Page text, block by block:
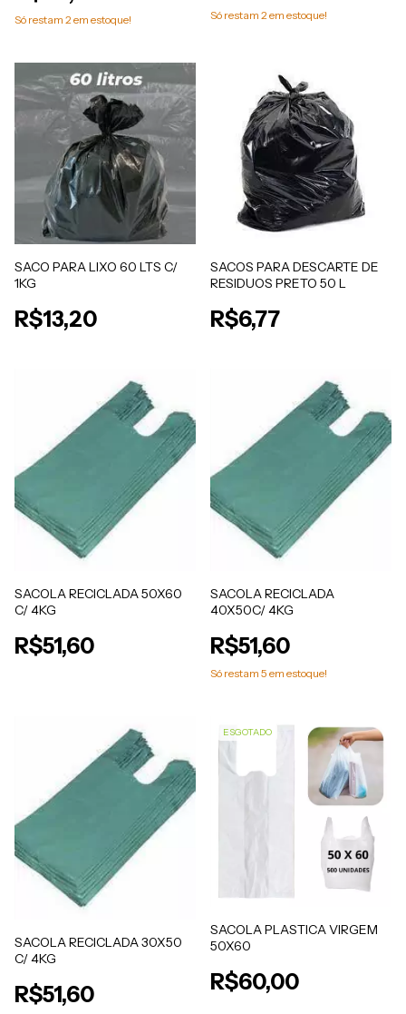
Só restam 2 em estoque! Só restam 2em estoque!
SACO PARA LIXO 60 LTS C/
1KG
R$13,20
SACOS PARA DESCARTE DE
RESIDUOS PRETO 50 L
R$6,77
SACOLA RECICLADA 50X60
C/ 4KG
R$51,60
SACOLA RECICLADA
40X50C/ 4KG
R$51,60
Só restam 5 em estoque!
SACOLA RECICLADA 30X50
C/ 4KG
R$51,60
ESGOTADO
SACOLA PLASTICA VIRGEM
50X60
R$60,00